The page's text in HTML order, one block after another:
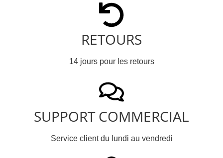
RETOURS
14 jours pour les retours
SUPPORT COMMERCIAL
Service client du lundi au vendredi